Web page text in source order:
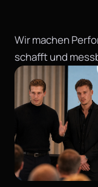
Wir machen
schafft und